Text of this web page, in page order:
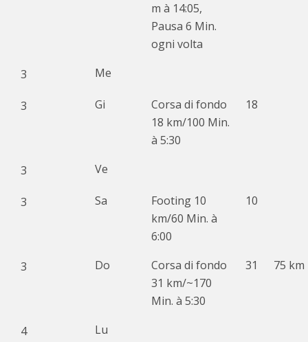
m à 14:05,
Pausa 6 Min.
ogni volta
3 Me
3 Gi
Corsa di fondo
18 km/100 Min.
à 5:30
18
3 Ve
3 Sa
Footing 10
km/60 Min. à
6:00
10
3 Do
Corsa di fondo
31 km/~170
Min. à 5:30
31 75 km
4 Lu